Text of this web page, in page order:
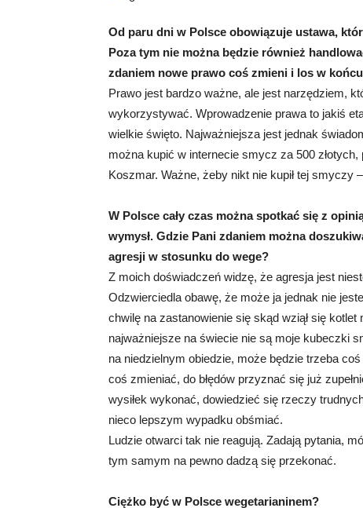
Od paru dni w Polsce obowiązuje ustawa,
Poza tym nie można będzie również
zdaniem nowe prawo coś zmieni i los w
Prawo jest bardzo ważne, ale jest narzędziem,
wykorzystywać. Wprowadzenie prawa to jakiś
wielkie święto. Najważniejsza jest jednak
można kupić w internecie smycz za 500
Koszmar. Ważne, żeby nikt nie kupił tej smyczy
W Polsce cały czas można spotkać się z
wymysł. Gdzie Pani zdaniem można
agresji w stosunku do wege?
Z moich doświadczeń widzę, że agresja jest
Odzwierciedla obawę, że może ja jednak nie
chwilę na zastanowienie się skąd wziął się
najważniejsze na świecie nie są moje kubeczki
na niedzielnym obiedzie, może będzie trzeba
coś zmieniać, do błędów przyznać się już
wysiłek wykonać, dowiedzieć się rzeczy
nieco lepszym wypadku obśmiać.
Ludzie otwarci tak nie reagują. Zadają pytania,
tym samym na pewno dadzą się przekonać.
Ciężko być w Polsce wegetarianinem?